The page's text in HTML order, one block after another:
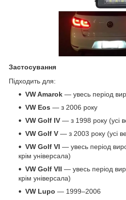
Застосування
Підходить для:
VW Amarok — увесь період
VW Eos — з 2006 року
VW Golf IV — з 1998 року (усі
VW Golf V — з 2003 року (усі
VW Golf VI — увесь період
крім універсала)
VW Golf VII — увесь період
крім універсала)
VW Lupo — 1999–2006